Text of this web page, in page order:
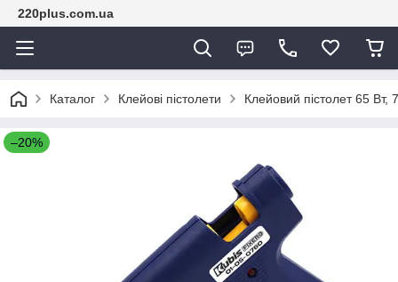
220plus.com.ua
Каталог Клейові пістолети Клейовий пістолет 65
–20%